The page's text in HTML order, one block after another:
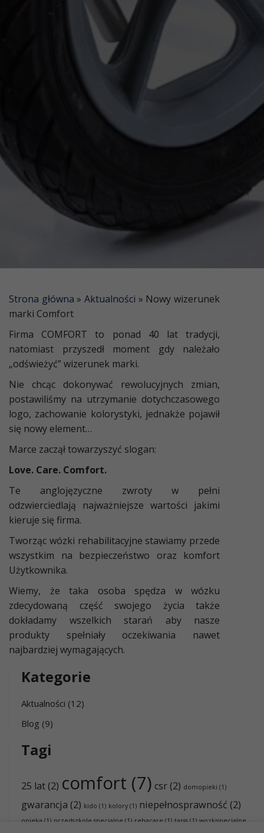
Strona główna »Aktualności » Nowy wizerunek
marki Comfort
Firma COMFORT to ponad 40 lat tradycji,
natomiast przyszedł moment gdy należało
„odświeżyć” wizerunek marki.
Nie chcąc dokonywać rewolucyjnych zmian,
postawiliśmy na utrzymanie dotychczasowego
logo, zachowanie kolorystyki, jednakże pojawił
się nowy element…
Marce zaczął towarzyszyć slogan:
Love. Care. Comfort.
Te anglojęzyczne zwroty w pełni
odzwierciedlają najważniejsze wartości jakimi
kieruje się firma.
Tworząc wózki rehabilitacyjne stawiamy przede
wszystkim na bezpieczeństwo oraz komfort
Użytkownika.
Wiemy, że taka osoba spędza w wózku
zdecydowaną część swojego życia także
dokładamy wszelkich starań aby nasze
produkty spełniały oczekiwania nawet
najbardziej wymagających.
Kategorie
Aktualności (12)
Blog (9)
Tagi
25 lat (2) comfort (7) csr (2) domopieki (1)
gwarancja (2) kido (1) kolory (1) niepełnosprawność (2)
opieka (1) przedszkole specjalne (1) rehacare (1) targi (1) wozkispecjalne